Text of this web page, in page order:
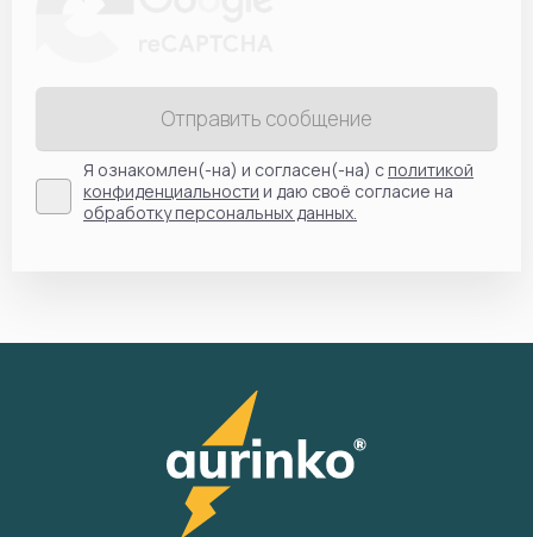
Отправить сообщение
Я ознакомлен(-на) и согласен(-на) сполитикой
конфиденциальности и даю своё согласие на
обработку персональных данных.